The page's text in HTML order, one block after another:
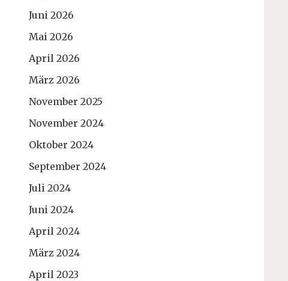
Juni 2026
Mai 2026
April 2026
März 2026
November 2025
November 2024
Oktober 2024
September 2024
Juli 2024
Juni 2024
April 2024
März 2024
April 2023